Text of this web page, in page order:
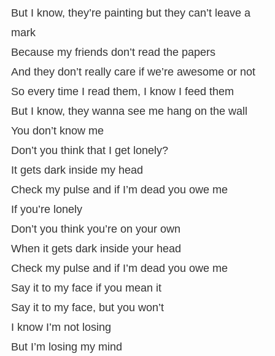
But I know, they’re painting but they can’t leave a
mark
Because my friends don’t read the papers
And they don’t really care if we’re awesome or not
So every time I read them, I know I feed them
But I know, they wanna see me hang on the wall
You don’t know me
Don’t you think that I get lonely?
It gets dark inside my head
Check my pulse and if I’m dead you owe me
If you’re lonely
Don’t you think you’re on your own
When it gets dark inside your head
Check my pulse and if I’m dead you owe me
Say it to my face if you mean it
Say it to my face, but you won’t
I know I’m not losing
But I’m losing my mind